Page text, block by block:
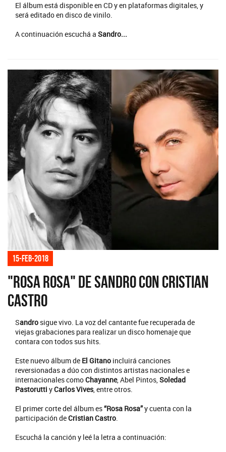
El álbum está disponible en CD y en plataformas digitales, y
será editado en disco de vinilo.
A continuación escuchá a Sandro...
15-feb-2018
"Rosa Rosa" de Sandro con Cristian
Castro
Sandro sigue vivo. La voz del cantante fue recuperada de
viejas grabaciones para realizar un disco homenaje que
contara con todos sus hits.
Este nuevo álbum de El Gitano incluirá canciones
reversionadas a dúo con distintos artistas nacionales e
internacionales comoChayanne, Abel Pintos,Soledad
Pastorutti yCarlos Vives, entre otros.
El primer corte del álbum es“Rosa Rosa”y cuenta con la
participación deCristian Castro.
Escuchá la canción y leé la letra a continuación: